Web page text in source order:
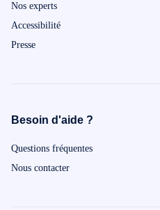
Nos experts
Accessibilité
Presse
Besoin d'aide ?
Questions fréquentes
Nous contacter